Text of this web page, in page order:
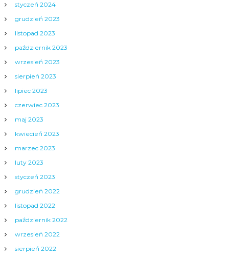
styczeń 2024
grudzień 2023
listopad 2023
październik 2023
wrzesień 2023
sierpień 2023
lipiec 2023
czerwiec 2023
maj 2023
kwiecień 2023
marzec 2023
luty 2023
styczeń 2023
grudzień 2022
listopad 2022
październik 2022
wrzesień 2022
sierpień 2022